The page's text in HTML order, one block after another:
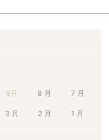
9月 8 月 7 月
3 月 2 月 1 月